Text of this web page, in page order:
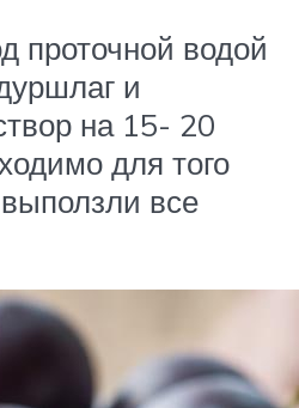
проточной водой
и
на 15- 20
для того
все